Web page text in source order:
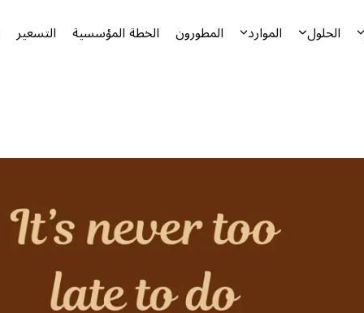
الحلول الموارد المطورون الخطة المؤسسية التسعير